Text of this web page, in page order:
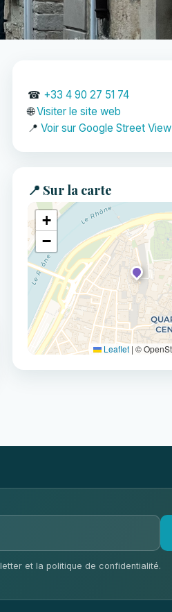
☎ +33 4 90 27 51 74
🌐Visiter le site web
📍 Voir sur Google Street View
📍 Sur la carte
+
−
Leaflet | ©
et la politique de confidentialité.